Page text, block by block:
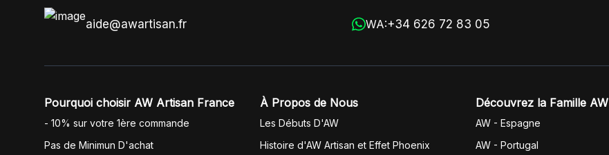
aide@awartisan.fr WA:+34 626 72 83 05
Pourquoi choisir AW Artisan France
- 10% sur votre 1ère commande
Pas de Minimun D'achat
À Propos de Nous
Les Débuts D'AW
Histoire d'AW Artisan et Effet Phoenix
Découvrez la Famille AW
AW - Espagne
AW - Portugal